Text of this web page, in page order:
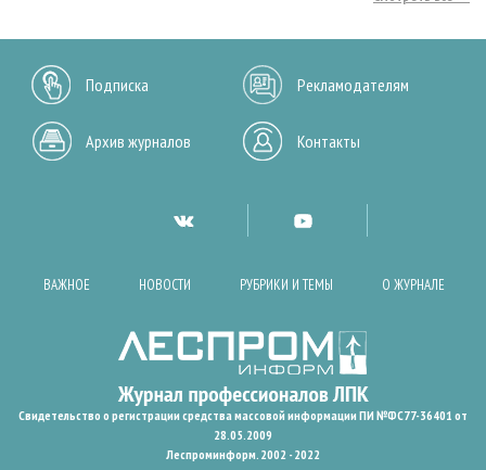
Подписка Рекламодателям
Архив журналов Контакты
ВАЖНОЕ НОВОСТИ РУБРИКИ И ТЕМЫ О ЖУРНАЛЕ
Свидетельство о регистрации средства массовой информации ПИ №ФС77-36401 от
28.05.2009
Леспроминформ. 2002 - 2022